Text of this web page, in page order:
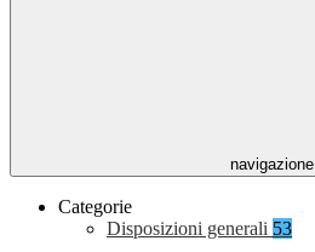
navigazione
Categorie
Disposizioni generali 53